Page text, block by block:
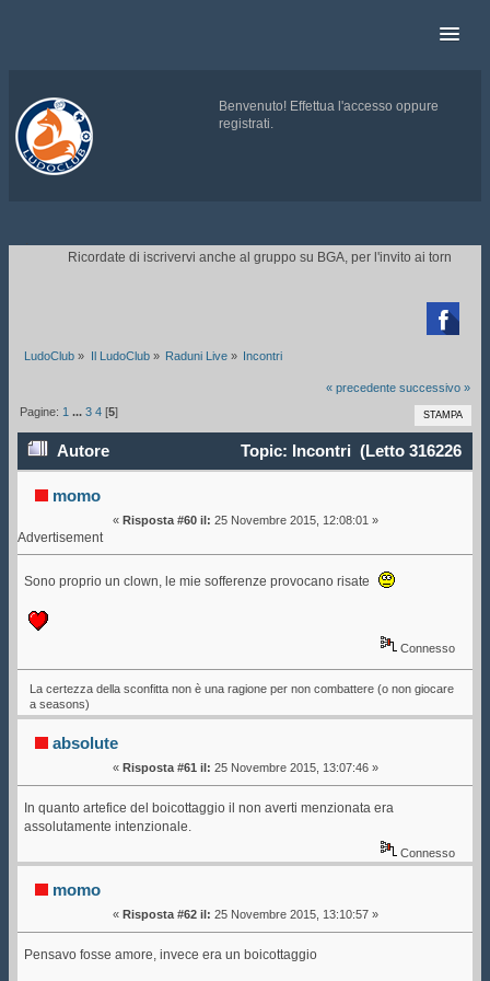
Benvenuto! Effettua l'accesso oppure
registrati.
.
Ricordate di iscrivervi anche al gruppo su BGA, per l'invito ai tornei.

LudoClub » Il LudoClub» Raduni Live» Incontri
« precedente successivo »
STAMPA
Pagine: 1 ...3 4 [5]
Autore
Topic: Incontri (Letto 316226
volte)momo
« Risposta #60 il: 25 Novembre 2015, 12:08:01 »
Advertisement
Sono proprio un clown, le mie sofferenze provocano risate
Connesso
La certezza della sconfitta non è una ragione per non combattere (o non giocare
a seasons)
absolute
« Risposta #61 il: 25 Novembre 2015, 13:07:46 »
In quanto artefice del boicottaggio il non averti menzionata era
assolutamente intenzionale.
Connesso
momo
« Risposta #62 il: 25 Novembre 2015, 13:10:57 »
Pensavo fosse amore, invece era un boicottaggio